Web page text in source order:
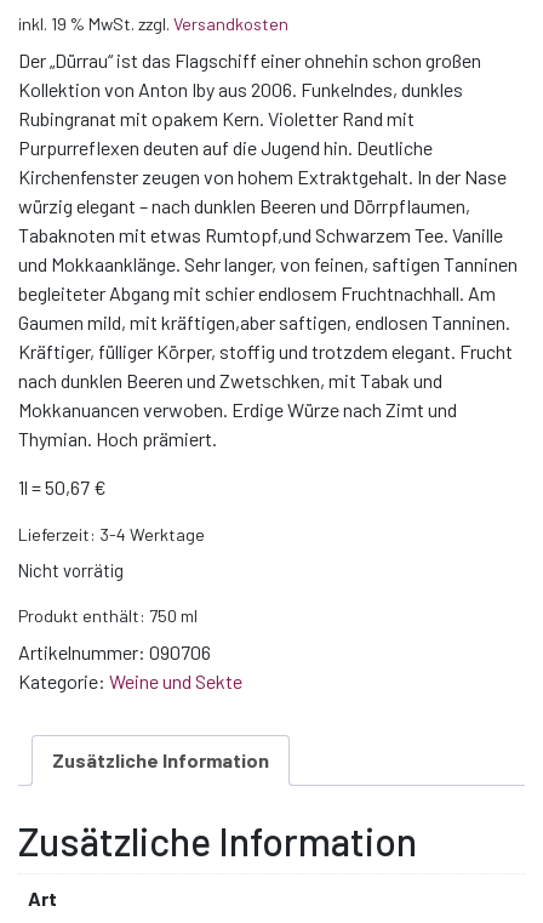
inkl. 19 % MwSt. zzgl. Versandkosten
Der „Dürrau“ ist das Flagschiff einer ohnehin schon großen
Kollektion von Anton Iby aus 2006. Funkelndes, dunkles
Rubingranat mit opakem Kern. Violetter Rand mit
Purpurreflexen deuten auf die Jugend hin. Deutliche
Kirchenfenster zeugen von hohem Extraktgehalt. In der Nase
würzig elegant – nach dunklen Beeren und Dörrpflaumen,
Tabaknoten mit etwas Rumtopf,und Schwarzem Tee. Vanille
und Mokkaanklänge. Sehr langer, von feinen, saftigen Tanninen
begleiteter Abgang mit schier endlosem Fruchtnachhall. Am
Gaumen mild, mit kräftigen,aber saftigen, endlosen Tanninen.
Kräftiger, fülliger Körper, stoffig und trotzdem elegant. Frucht
nach dunklen Beeren und Zwetschken, mit Tabak und
Mokkanuancen verwoben. Erdige Würze nach Zimt und
Thymian. Hoch prämiert.
1l = 50,67 €
Lieferzeit: 3-4 Werktage
Nicht vorrätig
Produkt enthält: 750 ml
Artikelnummer: 090706
Kategorie: Weine und Sekte
Zusätzliche Information
Zusätzliche Information
Art